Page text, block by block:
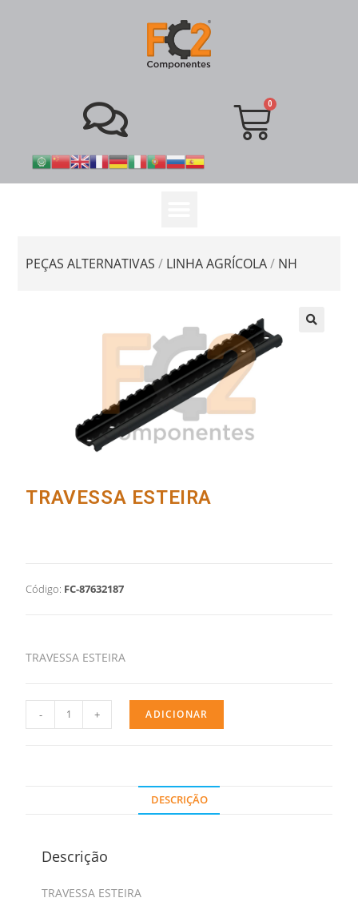
PEÇAS ALTERNATIVAS / LINHA AGRÍCOLA/ NH
TRAVESSA ESTEIRA
Código: FC-87632187
TRAVESSA ESTEIRA
- + ADICIONAR
DESCRIÇÃO
Descrição
TRAVESSA ESTEIRA